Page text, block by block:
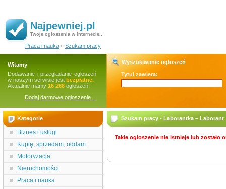
Najpewniej.pl
Twoje ogłoszenia w Internecie..
Praca i nauka » Szukam pracy
Witamy
Dodawanie i przeglądanie ogłoszeń
w naszym serwisie jest bezpłatne.
Aktualnie mamy 16 268 ogłoszeń.
Dodaj darmowe ogłoszenie…
Wyszukiwanie ogłoszeń
Tytuł zawiera:
Kategorie
Biznes i usługi
Kupię, sprzedam, oddam
Motoryzacja
Nieruchomości
Praca i nauka
Szukam pracy - Laborantka – Laborant
Takie ogłoszenie nie istnieje lub zostało